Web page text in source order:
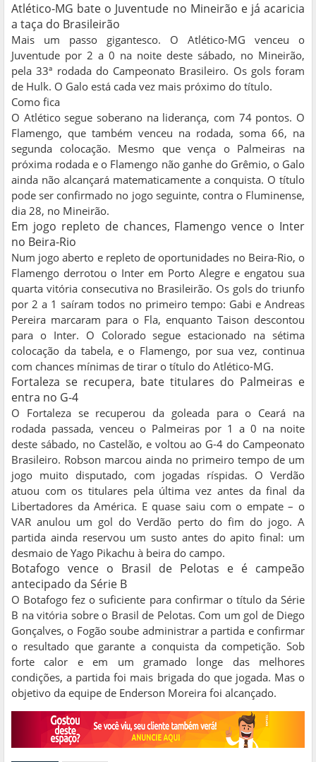
Atlético-MG bate o Juventude no Mineirão e já acaricia
a taça do Brasileirão
Mais um passo gigantesco. O Atlético-MG venceu o
Juventude por 2 a 0 na noite deste sábado, no Mineirão,
pela 33ª rodada do Campeonato Brasileiro. Os gols foram
de Hulk. O Galo está cada vez mais próximo do título.
Como fica
O Atlético segue soberano na liderança, com 74 pontos. O
Flamengo, que também venceu na rodada, soma 66, na
segunda colocação. Mesmo que vença o Palmeiras na
próxima rodada e o Flamengo não ganhe do Grêmio, o Galo
ainda não alcançará matematicamente a conquista. O título
pode ser confirmado no jogo seguinte, contra o Fluminense,
dia 28, no Mineirão.
Em jogo repleto de chances, Flamengo vence o Inter
no Beira-Rio
Num jogo aberto e repleto de oportunidades no Beira-Rio, o
Flamengo derrotou o Inter em Porto Alegre e engatou sua
quarta vitória consecutiva no Brasileirão. Os gols do triunfo
por 2 a 1 saíram todos no primeiro tempo: Gabi e Andreas
Pereira marcaram para o Fla, enquanto Taison descontou
para o Inter. O Colorado segue estacionado na sétima
colocação da tabela, e o Flamengo, por sua vez, continua
com chances mínimas de tirar o título do Atlético-MG.
Fortaleza se recupera, bate titulares do Palmeiras e
entra no G-4
O Fortaleza se recuperou da goleada para o Ceará na
rodada passada, venceu o Palmeiras por 1 a 0 na noite
deste sábado, no Castelão, e voltou ao G-4 do Campeonato
Brasileiro. Robson marcou ainda no primeiro tempo de um
jogo muito disputado, com jogadas ríspidas. O Verdão
atuou com os titulares pela última vez antes da final da
Libertadores da América. E quase saiu com o empate – o
VAR anulou um gol do Verdão perto do fim do jogo. A
partida ainda reservou um susto antes do apito final: um
desmaio de Yago Pikachu à beira do campo.
Botafogo vence o Brasil de Pelotas e é campeão
antecipado da Série B
O Botafogo fez o suficiente para confirmar o título da Série
B na vitória sobre o Brasil de Pelotas. Com um gol de Diego
Gonçalves, o Fogão soube administrar a partida e confirmar
o resultado que garante a conquista da competição. Sob
forte calor e em um gramado longe das melhores
condições, a partida foi mais brigada do que jogada. Mas o
objetivo da equipe de Enderson Moreira foi alcançado.